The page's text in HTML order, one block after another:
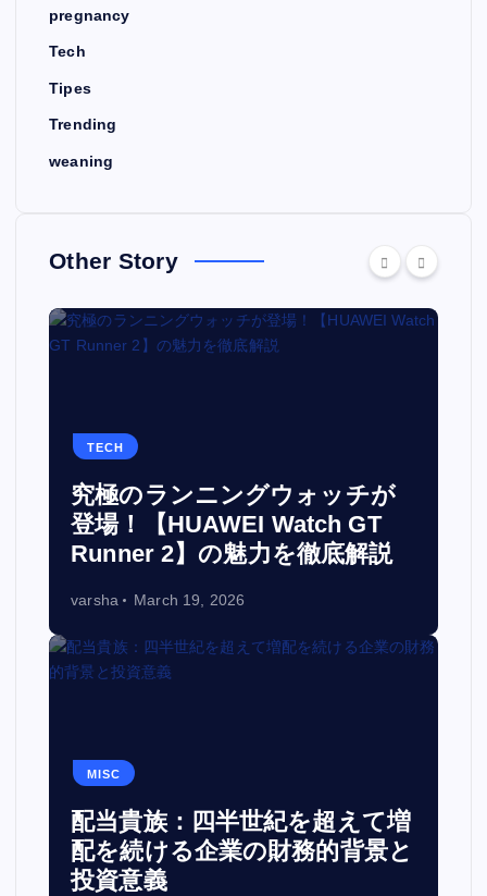
pregnancy
Tech
Tipes
Trending
weaning
Other Story
TECH
究極のランニングウォッチが
登場！【HUAWEI Watch GT
Runner 2】の魅力を徹底解説
varsha March 19, 2026
MISC
配当貴族：四半世紀を超えて増
配を続ける企業の財務的背景と
投資意義